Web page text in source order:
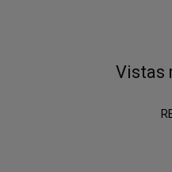
Vistas